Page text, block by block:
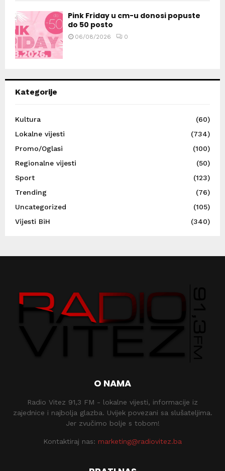
Pink Friday u cm-u donosi popuste
do 50 posto
06/08/2026 0
Kategorije
Kultura
(60)
Lokalne vijesti
(734)
Promo/Oglasi
(100)
Regionalne vijesti
(50)
Sport
(123)
Trending
(76)
Uncategorized
(105)
Vijesti BiH
(340)
O NAMA
Radio Vitez 91,3 FM - lokalne vijesti, informacije iz
zajednice i najbolja glazba. Uvijek povezani sa slušateljima.
Jer zvučimo bolje s tobom!
Kontaktiraj nas: marketing@radiovitez.ba